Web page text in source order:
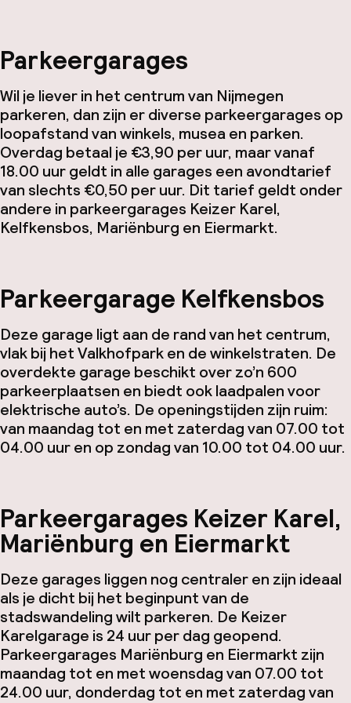
Parkeergarages
Wil je liever in het centrum van Nijmegen
parkeren, dan zijn er diverse parkeergarages op
loopafstand van winkels, musea en parken.
Overdag betaal je €3,90 per uur, maar vanaf
18.00 uur geldt in alle garages een avondtarief
van slechts €0,50 per uur. Dit tarief geldt onder
andere in parkeergarages Keizer Karel,
Kelfkensbos, Mariënburg en Eiermarkt.
Parkeergarage Kelfkensbos
Deze garage ligt aan de rand van het centrum,
vlak bij het Valkhofpark en de winkelstraten. De
overdekte garage beschikt over zo’n 600
parkeerplaatsen en biedt ook laadpalen voor
elektrische auto’s. De openingstijden zijn ruim:
van maandag tot en met zaterdag van 07.00 tot
04.00 uur en op zondag van 10.00 tot 04.00 uur.
Parkeergarages Keizer Karel,
Mariënburg en Eiermarkt
Deze garages liggen nog centraler en zijn ideaal
als je dicht bij het beginpunt van de
stadswandeling wilt parkeren. De Keizer
Karelgarage is 24 uur per dag geopend.
Parkeergarages Mariënburg en Eiermarkt zijn
maandag tot en met woensdag van 07.00 tot
24.00 uur, donderdag tot en met zaterdag van